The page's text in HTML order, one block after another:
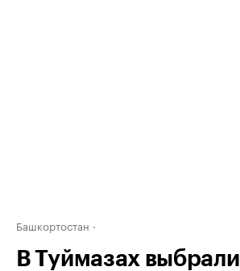
Башкортостан
В Туймазах выбрали